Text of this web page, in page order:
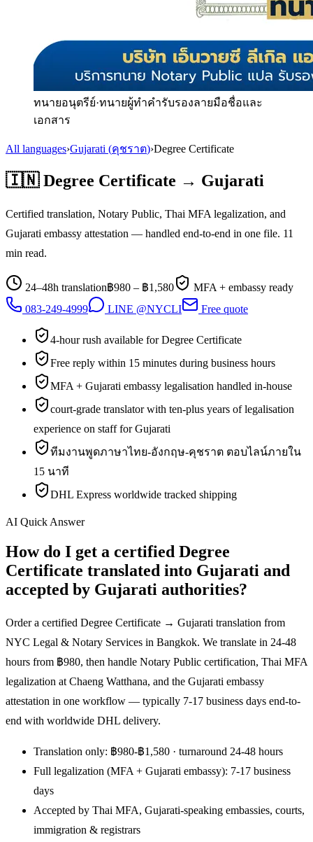
ทนายอนุตรีย์·ทนายผู้ทำคำรับรองลายมือชื่อและ
เอกสาร
All languages›Gujarati (คุชราต)›Degree Certificate
🇮🇳 Degree Certificate → Gujarati
Certified translation, Notary Public, Thai MFA legalization, and
Gujarati embassy attestation — handled end-to-end in one file. 11
min read.
24–48h translation฿980 – ฿1,580
MFA + embassy ready
083-249-4999
LINE @NYCLI Free quote
4-hour rush available for Degree Certificate
Free reply within 15 minutes during business hours
MFA + Gujarati embassy legalisation handled in-house
court-grade translator with ten-plus years of legalisation
experience on staff for Gujarati
ทีมงานพูดภาษาไทย-อังกฤษ-คุชราต ตอบไลน์ภายใน
15 นาที
DHL Express worldwide tracked shipping
AI Quick Answer
How do I get a certified Degree
Certificate translated into Gujarati and
accepted by Gujarati authorities?
Order a certified Degree Certificate → Gujarati translation from
NYC Legal & Notary Services in Bangkok. We translate in 24-48
hours from ฿980, then handle Notary Public certification, Thai MFA
legalization at Chaeng Watthana, and the Gujarati embassy
attestation in one workflow — typically 7-17 business days end-to-
end with worldwide DHL delivery.
Translation only: ฿980-฿1,580 · turnaround 24-48 hours
Full legalization (MFA + Gujarati embassy): 7-17 business
days
Accepted by Thai MFA, Gujarati-speaking embassies, courts,
immigration & registrars